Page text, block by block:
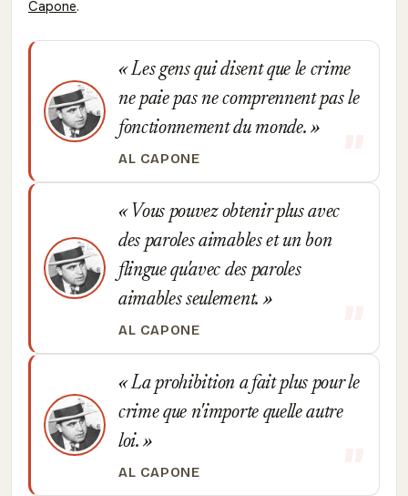
Capone.
Les gens qui disent que le crime
ne paie pas ne comprennent pas le
fonctionnement du monde.
AL CAPONE
Vous pouvez obtenir plus avec
des paroles aimables et un bon
flingue qu'avec des paroles
aimables seulement.
AL CAPONE
La prohibition a fait plus pour le
crime que n'importe quelle autre
loi.
AL CAPONE